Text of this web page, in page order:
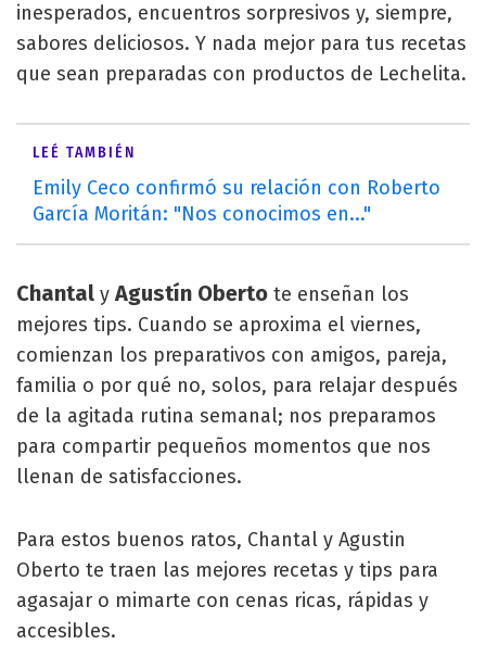
inesperados, encuentros sorpresivos y, siempre,
sabores deliciosos. Y nada mejor para tus recetas
que sean preparadas con productos de Lechelita.
LEÉ TAMBIÉN
Emily Ceco confirmó su relación con Roberto
García Moritán: "Nos conocimos en..."
Chantal yAgustín Oberto te enseñan los
mejores tips. Cuando se aproxima el viernes,
comienzan los preparativos con amigos, pareja,
familia o por qué no, solos, para relajar después
de la agitada rutina semanal; nos preparamos
para compartir pequeños momentos que nos
llenan de satisfacciones.
Para estos buenos ratos, Chantal y Agustin
Oberto te traen las mejores recetas y tips para
agasajar o mimarte con cenas ricas, rápidas y
accesibles.